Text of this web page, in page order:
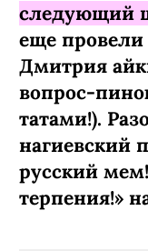
следующий
еще
Дмитрия
вопрос-
татами!).
нагиевский
русский
терпения!»